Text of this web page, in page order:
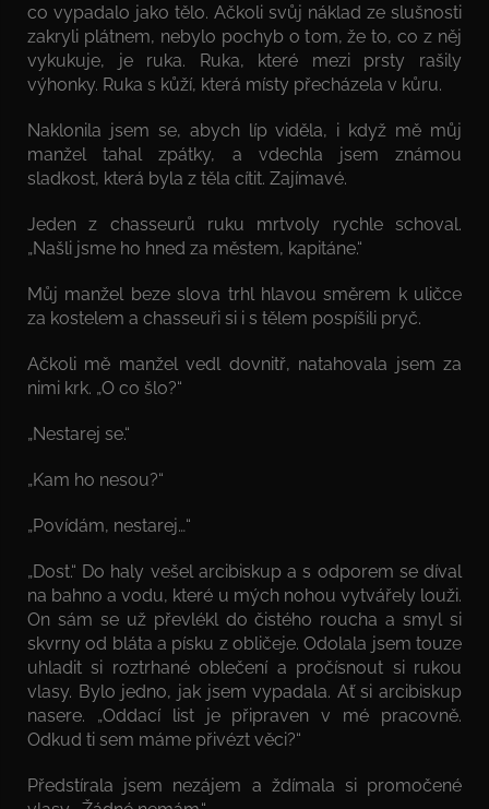
co vypadalo jako tělo. Ačkoli svůj náklad ze slušnosti
zakryli plátnem, nebylo pochyb o tom, že to, co z něj
vykukuje, je ruka. Ruka, které mezi prsty rašily
výhonky. Ruka s kůží, která místy přecházela v kůru.
Naklonila jsem se, abych líp viděla, i když mě můj
manžel tahal zpátky, a vdechla jsem známou
sladkost, která byla z těla cítit. Zajímavé.
Jeden z chasseurů ruku mrtvoly rychle schoval.
„Našli jsme ho hned za městem, kapitáne.“
Můj manžel beze slova trhl hlavou směrem k uličce
za kostelem a chasseuři si i s tělem pospíšili pryč.
Ačkoli mě manžel vedl dovnitř, natahovala jsem za
nimi krk. „O co šlo?“
„Nestarej se.“
„Kam ho nesou?“
„Povídám, nestarej…“
„Dost.“ Do haly vešel arcibiskup a s odporem se díval
na bahno a vodu, které u mých nohou vytvářely louži.
On sám se už převlékl do čistého roucha a smyl si
skvrny od bláta a písku z obličeje. Odolala jsem touze
uhladit si roztrhané oblečení a pročísnout si rukou
vlasy. Bylo jedno, jak jsem vypadala. Ať si arcibiskup
nasere. „Oddací list je připraven v mé pracovně.
Odkud ti sem máme přivézt věci?“
Předstírala jsem nezájem a ždímala si promočené